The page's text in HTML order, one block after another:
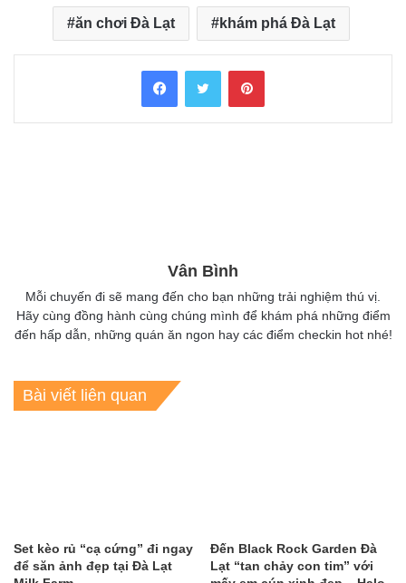
ăn chơi Đà Lạt khám phá Đà Lạt
FacebookTwitter Pinterest
Vân Bình
Mỗi chuyến đi sẽ mang đến cho bạn những trải nghiệm thú vị.
Hãy cùng đồng hành cùng chúng mình để khám phá những điểm
đến hấp dẫn, những quán ăn ngon hay các điểm checkin hot nhé!
Bài viết liên quan
Set kèo rủ “cạ cứng” đi ngay
để săn ảnh đẹp tại Đà Lạt
Đến Black Rock Garden Đà
Lạt “tan chảy con tim” với